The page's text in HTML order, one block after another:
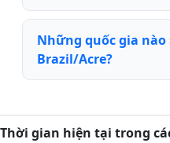
Những quốc gia
Brazil/Acre?
Thời gian hiện tại trong